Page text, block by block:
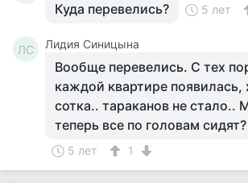
Куда перевелись? 5 лет
ЛС Лидия Синицына
Вообще перевелись. С тех
каждой квартире появилась,
сотка.. тараканов не стало..
теперь все по головам сидят?
5 лет 1